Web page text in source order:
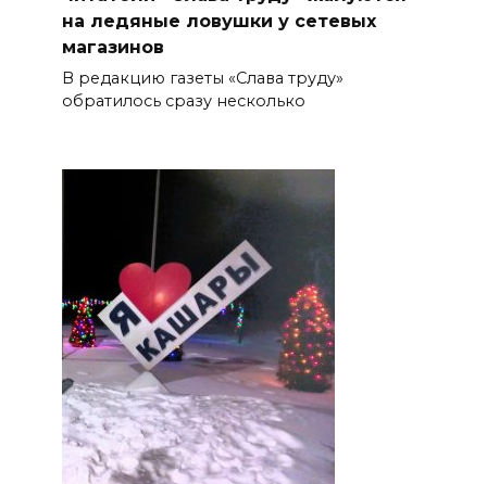
на ледяные ловушки у сетевых
магазинов
В редакцию газеты «Слава труду»
обратилось сразу несколько